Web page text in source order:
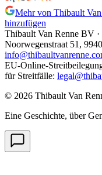
Mehr von Thibault
hinzufügen
Thibault Van Renne BV
Noorwegenstraat 51,
EU-Online-
für Streitfälle:
© 2026 Thibault Van
Eine Geschichte, über